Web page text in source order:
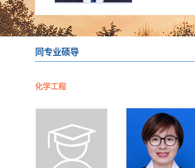
同专业硕导
化学工程